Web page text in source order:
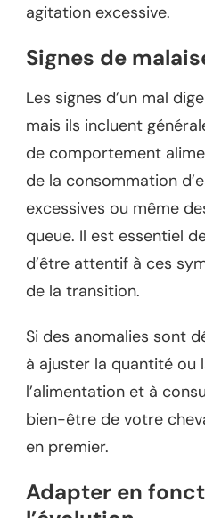
agitation excessive.
Signes de
Les signes d’un mal
mais ils incluent
de comportement
de la consommation
excessives ou même
queue. Il est essentiel
d’être attentif à ces
de la transition.
Si des anomalies sont
à ajuster la quantité ou
l’alimentation et à
bien-être de votre
en premier.
Adapter en